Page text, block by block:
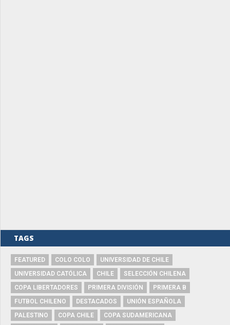
TAGS
FEATURED COLO COLO
UNIVERSIDAD DE CHILE
UNIVERSIDAD CATÓLICA
CHILE
SELECCIÓN CHILENA
COPA LIBERTADORES
PRIMERA DIVISIÓN
PRIMERA B
FUTBOL CHILENO
DESTACADOS
UNIÓN ESPAÑOLA
PALESTINO
COPA CHILE
COPA SUDAMERICANA